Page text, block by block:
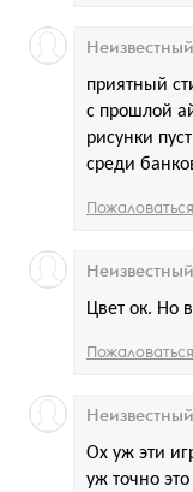
приятный
с прошлой
рисунки
среди
Неизвестный
Пожаловаться
Цвет ок. Но
Неизвестный
Пожаловаться
Ох уж эти
уж точно
Неизвестный